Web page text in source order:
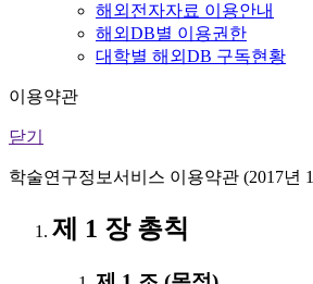
해외전자자료 이용안내
해외DB별 이용권한
대학별 해외DB 구독현황
이용약관
닫기
학술연구정보서비스 이용약관 (2017년
제 1 장 총칙